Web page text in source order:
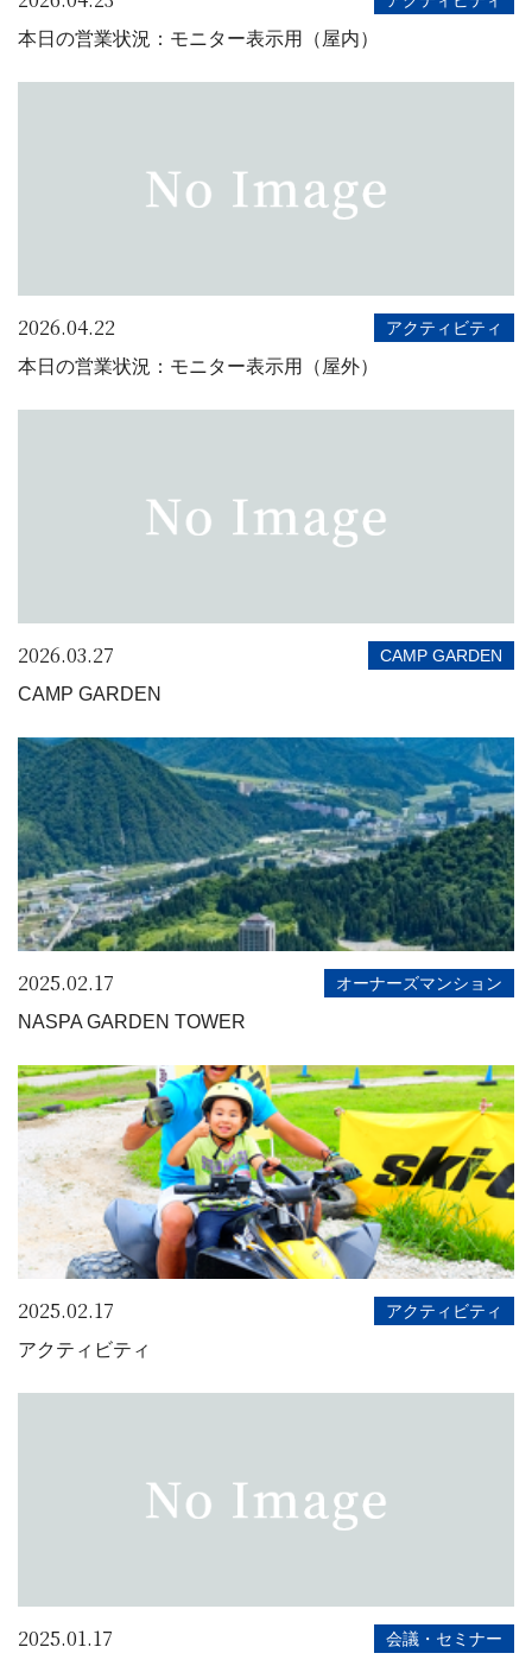
本日の営業状況：モニター表示用（屋内）
2026.04.22 アクティビティ
本日の営業状況：モニター表示用（屋外）
2026.03.27 CAMP GARDEN
CAMP GARDEN
2025.02.17 オーナーズマンション
NASPA GARDEN TOWER
2025.02.17 アクティビティ
アクティビティ
2025.01.17 会議・セミナー